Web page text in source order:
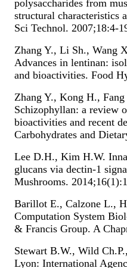
polysaccharides from
structural characteristics
Sci Technol. 2007;18:4-
Zhang Y., Li Sh., Wang
Advances in lentinan:
and bioactivities. Food
Zhang Y., Kong H.,
Schizophyllan: a review
bioactivities and recent
Carbohydrates and
Lee D.H., Kim H.W.
glucans via dectin-1
Mushrooms.
Barillot E., Calzone L.,
Computation System
& Francis Group. A
Stewart B.W., Wild
Lyon: International